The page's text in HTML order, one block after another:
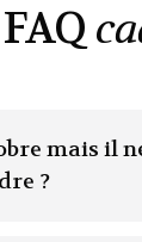
FAQ
mais il
?